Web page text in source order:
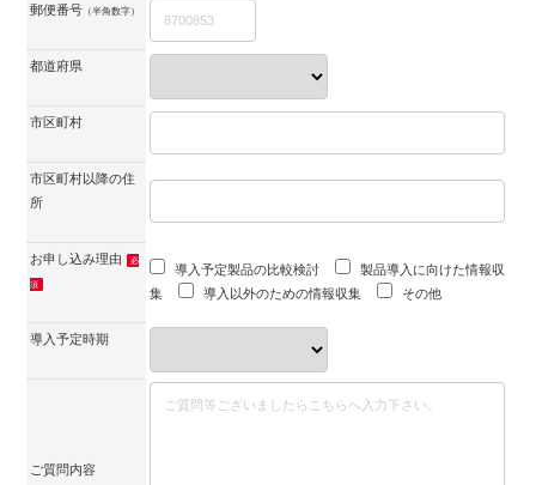
郵便番号 （半角数字）
都道府県
市区町村
市区町村以降の住
所
お申し込み理由 必
須
導入予定製品の比較検討
製品導入に向けた情報収
集
導入以外のための情報収集 その他
導入予定時期
ご質問内容